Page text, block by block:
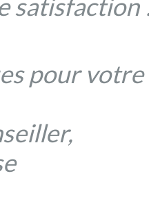
satisfaction
pour votre